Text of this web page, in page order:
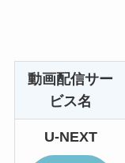
動画配信サー
ビス名
U-NEXT